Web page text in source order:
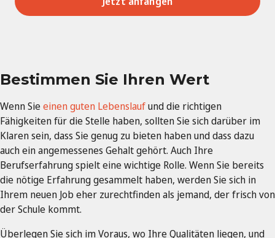
Bestimmen Sie Ihren Wert
Wenn Sieeinen guten Lebenslaufund die richtigen
Fähigkeiten für die Stelle haben, sollten Sie sich darüber im
Klaren sein, dass Sie genug zu bieten haben und dass dazu
auch ein angemessenes Gehalt gehört. Auch Ihre
Berufserfahrung spielt eine wichtige Rolle. Wenn Sie bereits
die nötige Erfahrung gesammelt haben, werden Sie sich in
Ihrem neuen Job eher zurechtfinden als jemand, der frisch von
der Schule kommt.
Überlegen Sie sich im Voraus, wo Ihre Qualitäten liegen, und